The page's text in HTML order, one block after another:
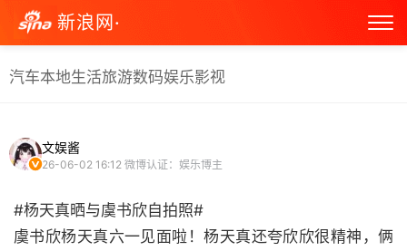
新浪网·
汽车本地生活旅游数码娱乐影视
文娱酱
26-06-02 16:12 微博认证：娱乐博主
#杨天真晒与虞书欣自拍照#
虞书欣杨天真六一见面啦！杨天真还夸欣欣很精神，俩